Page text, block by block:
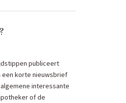
publiceert
een korte nieuwsbrief
interessante
of de